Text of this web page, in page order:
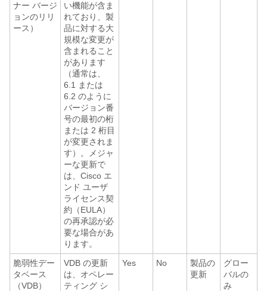
ナー バージ
ョンのリリ
ース）
い機能が含ま
れており、製
品に対する大
規模な変更が
含まれること
があります
（通常は、
6.1 または
6.2 のように
バージョン番
号の最初の桁
または 2 桁目
が変更されま
す）。メジャ
ーな更新で
は、Cisco エ
ンド ユーザ
ライセンス契
約（EULA）
の再承認が必
要な場合があ
ります。
脆弱性デー
タベース
（VDB）
VDB の更新
は、オペレー
ティング シ
Yes No
製品の
更新
グロー
バルの
み